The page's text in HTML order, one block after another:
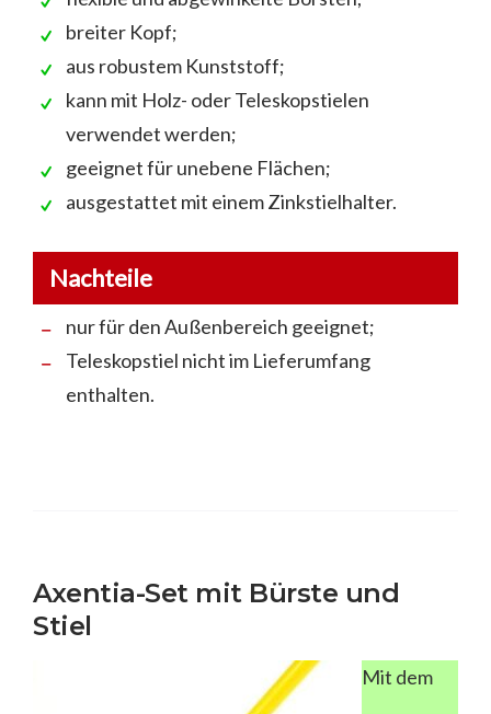
breiter Kopf;
aus robustem Kunststoff;
kann mit Holz- oder Teleskopstielen
verwendet werden;
geeignet für unebene Flächen;
ausgestattet mit einem Zinkstielhalter.
Nachteile
nur für den Außenbereich geeignet;
Teleskopstiel nicht im Lieferumfang
enthalten.
Axentia-Set mit Bürste und
Stiel
Mit dem